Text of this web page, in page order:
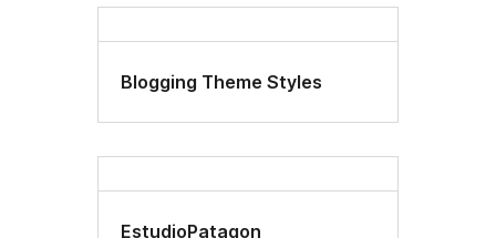
Blogging Theme Styles
EstudioPatagon